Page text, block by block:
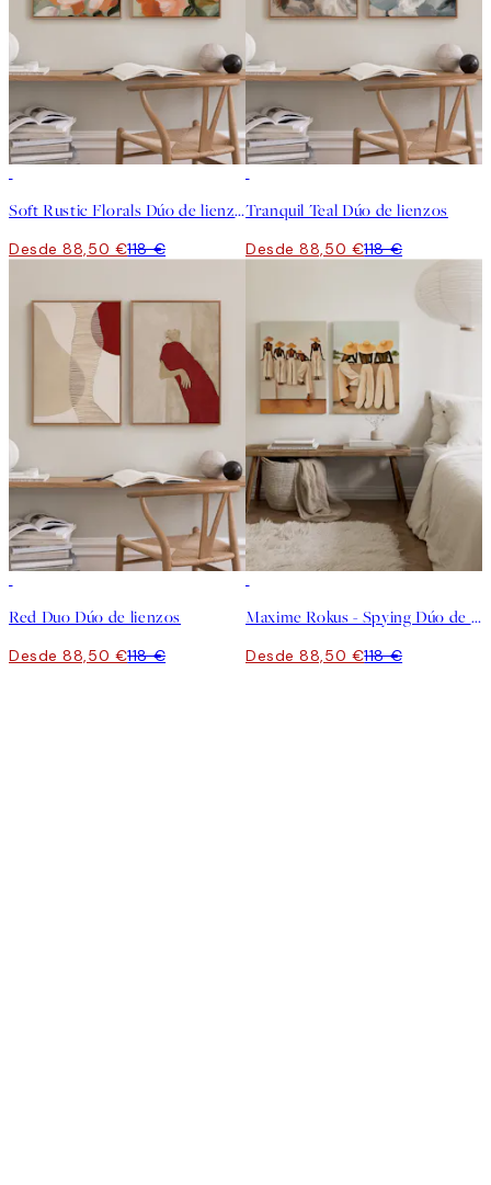
Soft Rustic Florals Dúo de lienzos
Desde 88,50 €118 €
Tranquil Teal Dúo de lienzos
Desde 88,50 €118 €
Red Duo Dúo de lienzos
Desde 88,50 €118 €
Maxime Rokus - Spying Dúo de lienzos
Desde 88,50 €118 €